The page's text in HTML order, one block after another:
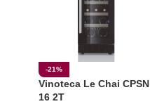
-21%
Vinoteca Le Chai CPSN
16 2T